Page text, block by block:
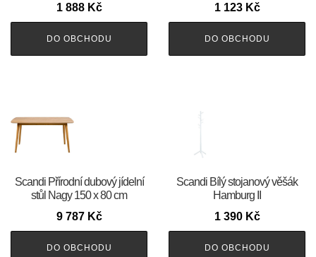
1 888 Kč
DO OBCHODU
1 123 Kč
DO OBCHODU
Scandi Přírodní dubový jídelní
stůl Nagy 150 x 80 cm
9 787 Kč
DO OBCHODU
Scandi Bílý stojanový věšák
Hamburg II
1 390 Kč
DO OBCHODU